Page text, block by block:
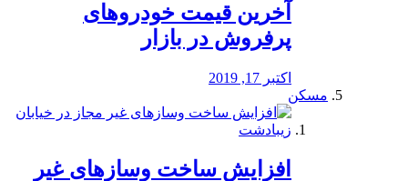
آخرین قیمت خودرو‌های
پرفروش در بازار
اکتبر 17, 2019
مسکن
افزایش ساخت وسازهای غیر